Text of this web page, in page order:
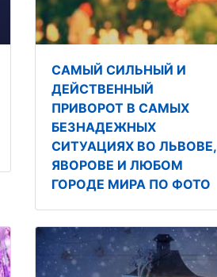
САМЫЙ СИЛЬНЫЙ И
ДЕЙСТВЕННЫЙ
ПРИВОРОТ В САМЫХ
БЕЗНАДЕЖНЫХ
СИТУАЦИЯХ ВО ЛЬВОВЕ,
ЯВОРОВЕ И ЛЮБОМ
ГОРОДЕ МИРА ПО ФОТО